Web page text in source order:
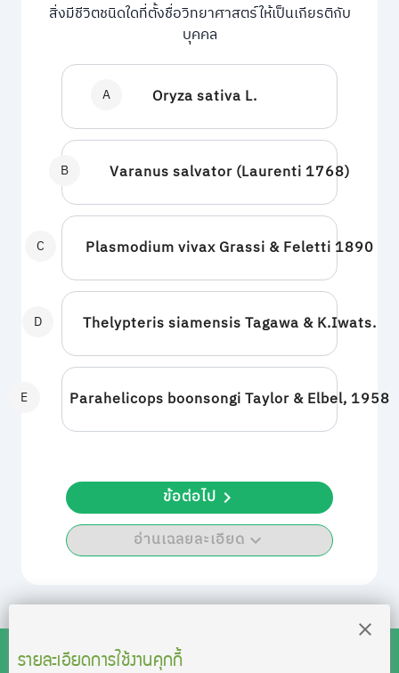
สิ่งมีชีวิตชนิดใดที่ตั้งชื่อวิทยาศาสตร์ให้เป็นเกียรติกับ
บุคคล
A Oryza sativa L.
B Varanus salvator (Laurenti 1768)
C Plasmodium vivax Grassi & Feletti 1890
D Thelypteris siamensis Tagawa & K.Iwats.
E Parahelicops boonsongi Taylor & Elbel, 1958
อ่านเฉลยละเอียด
ข้อต่อไป
รายละเอียดการใช้งานคุกกี้